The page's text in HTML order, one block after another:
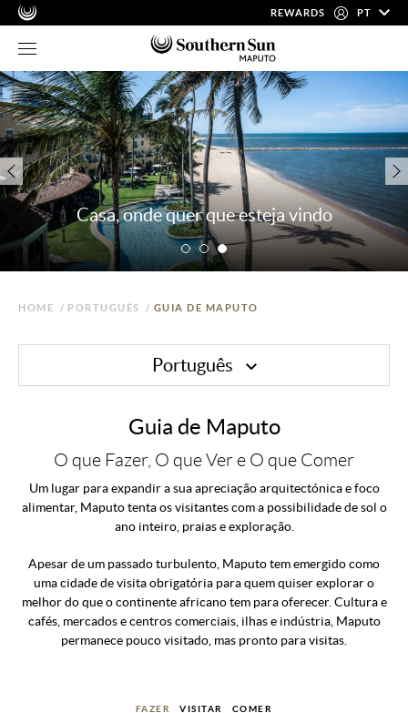
REWARDS PT
Casa, onde quer que esteja vindo
HOME / PORTUGUÊS / GUIA DE MAPUTO
Português
Guia de Maputo
O que Fazer, O que Ver e O que Comer
Um lugar para expandir a sua apreciação arquitectónica e foco
alimentar, Maputo tenta os visitantes com a possibilidade de sol o
ano inteiro, praias e exploração.
Apesar de um passado turbulento, Maputo tem emergido como
uma cidade de visita obrigatória para quem quiser explorar o
melhor do que o continente africano tem para oferecer. Cultura e
cafés, mercados e centros comerciais, ilhas e indústria, Maputo
permanece pouco visitado, mas pronto para visitas.
FAZER VISITAR COMER